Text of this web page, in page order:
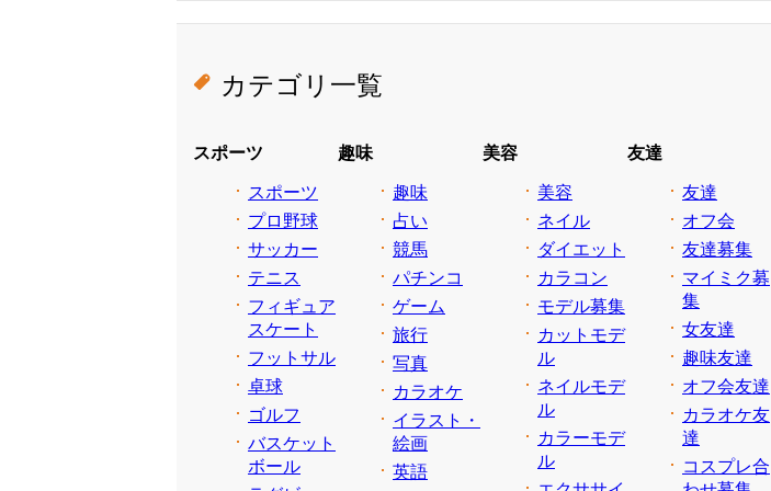
カテゴリ一覧
スポーツ
スポーツ
プロ野球
サッカー
テニス
フィギュア
スケート
フットサル
卓球
ゴルフ
バスケット
ボール
趣味
趣味
占い
競馬
パチンコ
ゲーム
旅行
写真
カラオケ
イラスト・
絵画
英語
美容
美容
ネイル
ダイエット
カラコン
モデル募集
カットモデ
ル
ネイルモデ
ル
カラーモデ
ル
友達
友達
オフ会
友達募集
マイミク募
集
女友達
趣味友達
オフ会友達
カラオケ友
達
コスプレ合